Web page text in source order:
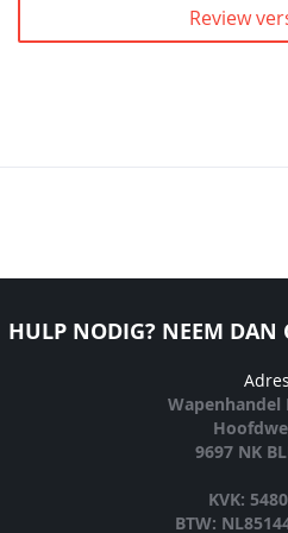
Review
HULP NODIG? NEEM DAN
Adres
Wapenhandel
9697 NK
KVK:
BTW: